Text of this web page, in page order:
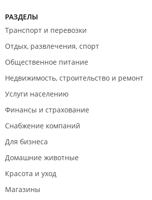
РАЗДЕЛЫ
Транспорт и перевозки
Отдых, развлечения, спорт
Общественное питание
Недвижимость, строительство и ремонт
Услуги населению
Финансы и страхование
Снабжение компаний
Для бизнеса
Домашние животные
Красота и уход
Магазины